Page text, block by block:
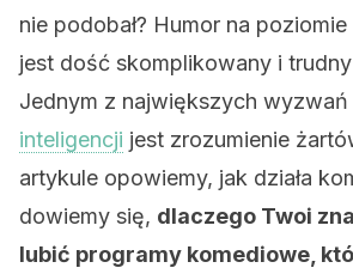
nie podobał? Humor na
jest dość skomplikowany i
Jednym z największych wyzwań
inteligencji jest zrozumienie
artykule opowiemy, jak działa
dowiemy się, dlaczego Twoi
lubić programy komediowe,